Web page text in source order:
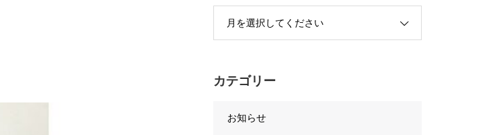
月を選択してください
カテゴリー
お知らせ